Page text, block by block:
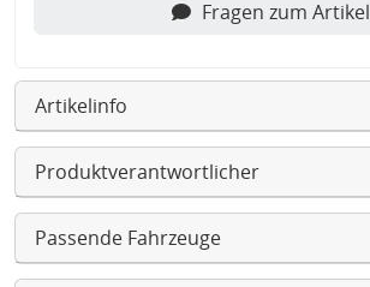
Fragen zum Artikel
Artikelinfo
Produktverantwortlicher
Passende Fahrzeuge